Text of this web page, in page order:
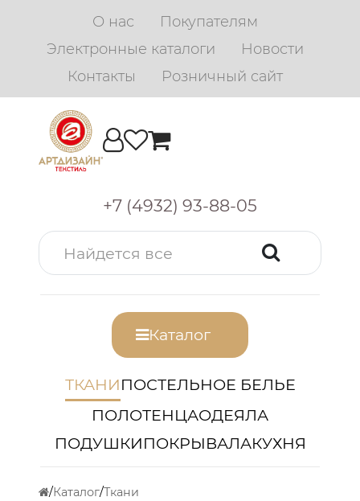
О нас
Покупателям
Электронные каталоги
Новости
Контакты
Розничный сайт
+7 (4932) 93-88-05
Каталог
ТКАНИПОСТЕЛЬНОЕ БЕЛЬЕ
ПОЛОТЕНЦАОДЕЯЛА
ПОДУШКИПОКРЫВАЛАКУХНЯ
Каталог Ткани